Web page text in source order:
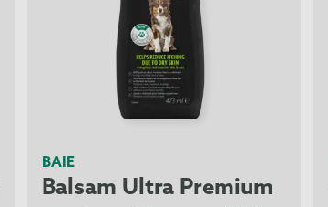
BAIE
Balsam Ultra Premium